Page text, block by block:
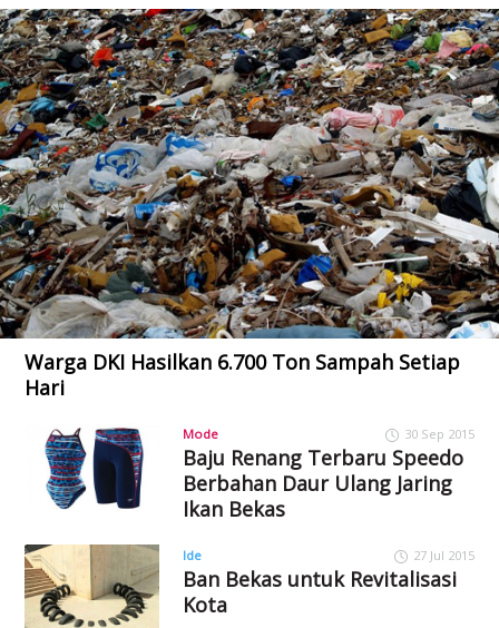
Warga DKI Hasilkan 6.700 Ton Sampah Setiap
Hari
Mode 30 Sep 2015
Baju Renang Terbaru Speedo
Berbahan Daur Ulang Jaring
Ikan Bekas
Ide 27 Jul 2015
Ban Bekas untuk Revitalisasi
Kota